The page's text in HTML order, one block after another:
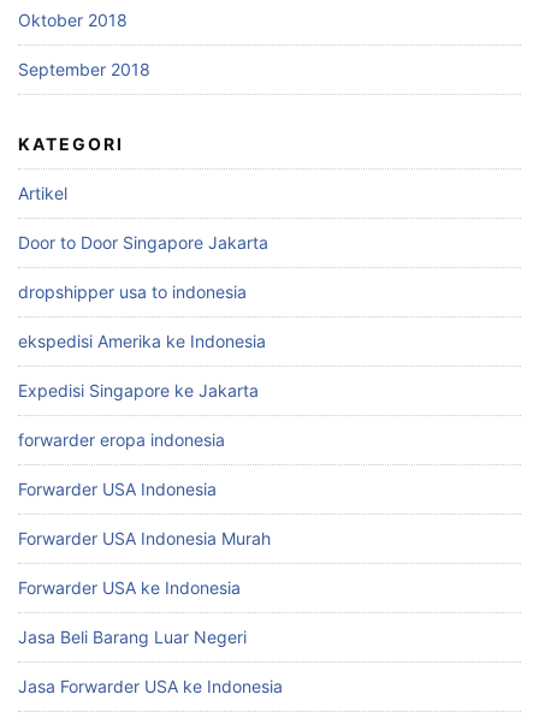
Oktober 2018
September 2018
KATEGORI
Artikel
Door to Door Singapore Jakarta
dropshipper usa to indonesia
ekspedisi Amerika ke Indonesia
Expedisi Singapore ke Jakarta
forwarder eropa indonesia
Forwarder USA Indonesia
Forwarder USA Indonesia Murah
Forwarder USA ke Indonesia
Jasa Beli Barang Luar Negeri
Jasa Forwarder USA ke Indonesia